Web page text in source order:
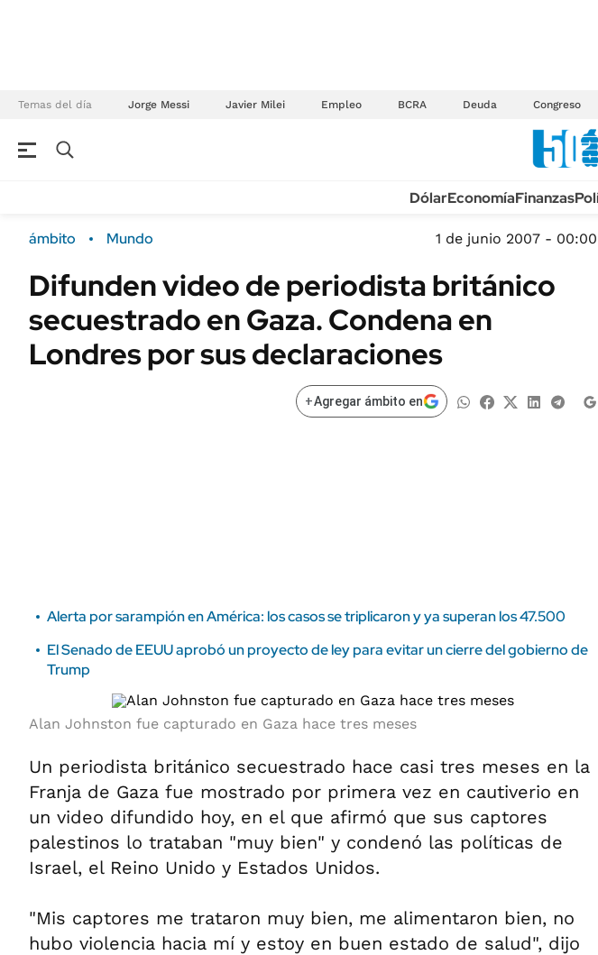
Temas del día Jorge Messi Javier Milei Empleo BCRA Deuda Congreso
Campo
FINANZAS
Dólar
Sustentabilidad
Seguros
POLÍTICA
TECNOLOGÍA
MÉXICO
MUNDO
INFORMACIÓN
DólarEconomíaFinanzas
ámbito Mundo 1 de junio 2007 - 00:00
Difunden video de periodista británico
secuestrado en Gaza. Condena en
Londres por sus declaraciones
+Agregar ámbito en
Alerta por sarampión en América: los casos se triplicaron y ya superan los 47.500
El Senado de EEUU aprobó un proyecto de ley para evitar un cierre del gobierno de
Trump
Alan Johnston fue capturado en Gaza hace tres meses
Un periodista británico secuestrado hace casi tres meses en la
Franja de Gaza fue mostrado por primera vez en cautiverio en
un video difundido hoy, en el que afirmó que sus captores
palestinos lo trataban "muy bien" y condenó las políticas de
Israel, el Reino Unido y Estados Unidos.
"Mis captores me trataron muy bien, me alimentaron bien, no
hubo violencia hacia mí y estoy en buen estado de salud", dijo